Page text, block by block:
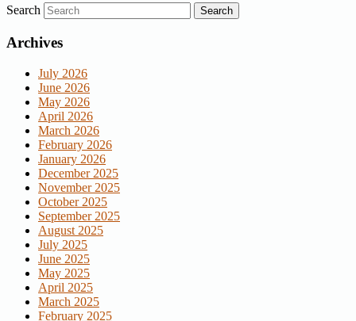
Search
Archives
July 2026
June 2026
May 2026
April 2026
March 2026
February 2026
January 2026
December 2025
November 2025
October 2025
September 2025
August 2025
July 2025
June 2025
May 2025
April 2025
March 2025
February 2025